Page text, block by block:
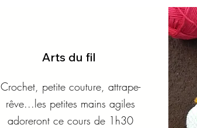
Arts du fil
Crochet, petite couture, attrape-
rêve...les petites mains agiles
adoreront ce cours de 1h30